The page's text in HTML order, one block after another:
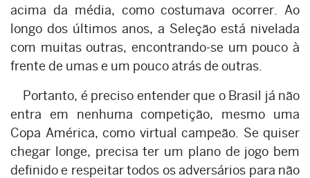
acima da média, como costumava ocorrer. Ao
longo dos últimos anos, a Seleção está nivelada
com muitas outras, encontrando-se um pouco à
frente de umas e um pouco atrás de outras.
Portanto, é preciso entender que o Brasil já não
entra em nenhuma competição, mesmo uma
Copa América, como virtual campeão. Se quiser
chegar longe, precisa ter um plano de jogo bem
definido e respeitar todos os adversários para não